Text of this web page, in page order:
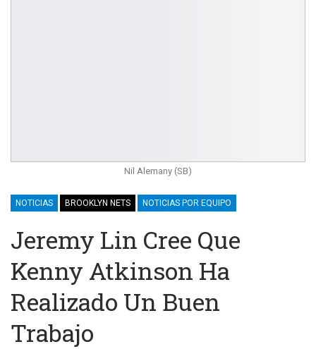
Nil Alemany (SB)
NOTICIAS BROOKLYN NETS NOTICIAS POR EQUIPO
Jeremy Lin Cree Que
Kenny Atkinson Ha
Realizado Un Buen
Trabajo